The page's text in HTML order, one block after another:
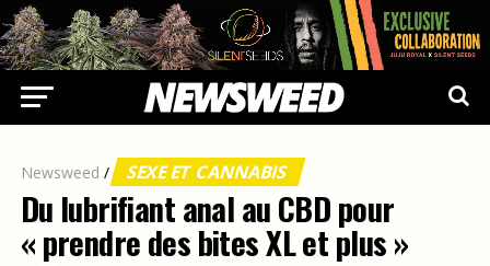
Newsweed / SEXE ET CANNABIS
Du lubrifiant anal au CBD pour
« prendre des bites XL et plus »